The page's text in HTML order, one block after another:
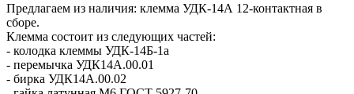
Предлагаем из наличия: клемма УДК-14А 12-контактная в
сборе.
Клемма состоит из следующих частей:
- колодка клеммы УДК-14Б-1а
- перемычка УДК14А.00.01
- бирка УДК14А.00.02